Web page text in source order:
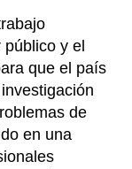
y el
que el país
de
en una